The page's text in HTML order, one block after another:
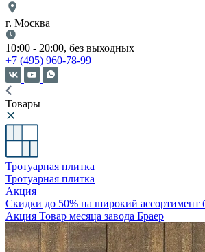
г. Москва
10:00 - 20:00, без выходных
+7 (495) 960-78-99
Товары
Тротуарная плитка
Тротуарная плитка
Акция
Скидки до 50% на широкий ассортимент
Акция Товар месяца завода Браер